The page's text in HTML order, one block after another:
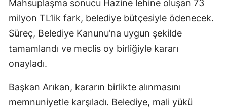
Mahsuplaşma sonucu Hazine lehine oluşan 73
milyon TL’lik fark, belediye bütçesiyle ödenecek.
Süreç, Belediye Kanunu’na uygun şekilde
tamamlandı ve meclis oy birliğiyle kararı
onayladı.
Başkan Arıkan, kararın birlikte alınmasını
memnuniyetle karşıladı. Belediye, mali yükü